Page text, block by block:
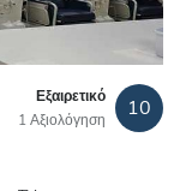
Εξαιρετικό
1 Αξιολόγηση
10